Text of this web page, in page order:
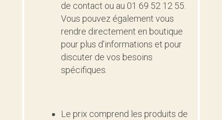
de contact ou au 01 69 52 12 55.
Vous pouvez également vous
rendre directement en boutique
pour plus d’informations et pour
discuter de vos besoins
spécifiques.
Le prix comprend les produits de